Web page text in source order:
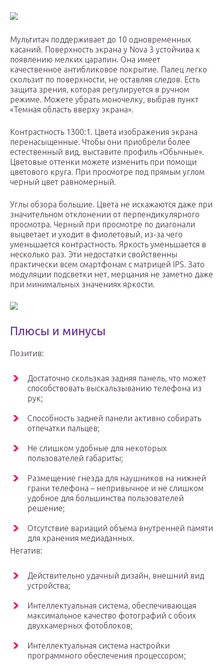
Мультитач поддерживает до 10 одновременных
касаний. Поверхность экрана у Nova 3 устойчива к
появлению мелких царапин. Она имеет
качественное антибликовое покрытие. Палец легко
скользит по поверхности, не оставляя следов. Есть
защита зрения, которая регулируется в ручном
режиме. Можете убрать моночелку, выбрав пункт
«Темная область вверху экрана».
Контрастность 1300:1. Цвета изображения экрана
перенасыщенные. Чтобы они приобрели более
естественный вид, выставите профиль «Обычные».
Цветовые оттенки можете изменить при помощи
цветового круга. При просмотре под прямым углом
черный цвет равномерный.
Углы обзора большие. Цвета не искажаются даже при
значительном отклонении от перпендикулярного
просмотра. Черный при просмотре по диагонали
выцветает и уходит в фиолетовый, из-за чего
уменьшается контрастность. Яркость уменьшается в
несколько раз. Эти недостатки свойственны
практически всем смартфонам с матрицей IPS. Зато
модуляции подсветки нет, мерцания не заметно даже
при минимальных значениях яркости.
Плюсы и минусы
Позитив:
Достаточно скользкая задняя панель, что может
способствовать выскальзыванию телефона из
рук;
Способность задней панели активно собирать
отпечатки пальцев;
Не слишком удобные для некоторых
пользователей габариты;
Размещение гнезда для наушников на нижней
грани телефона – непривычное и не слишком
удобное для большинства пользователей
решение;
Отсутствие вариаций объема внутренней памяти
для хранения медиаданных.
Негатив:
Действительно удачный дизайн, внешний вид
устройства;
Интеллектуальная система, обеспечивающая
максимальное качество фотографий с обоих
двухкамерных фотоблоков;
Интеллектуальная система настройки
программного обеспечения процессором;